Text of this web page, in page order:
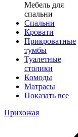
Мебель для
спальни
Спальни
Кровати
Прикроватные
тумбы
Туалетные
столики
Комоды
Матрасы
Показать все
Прихожая